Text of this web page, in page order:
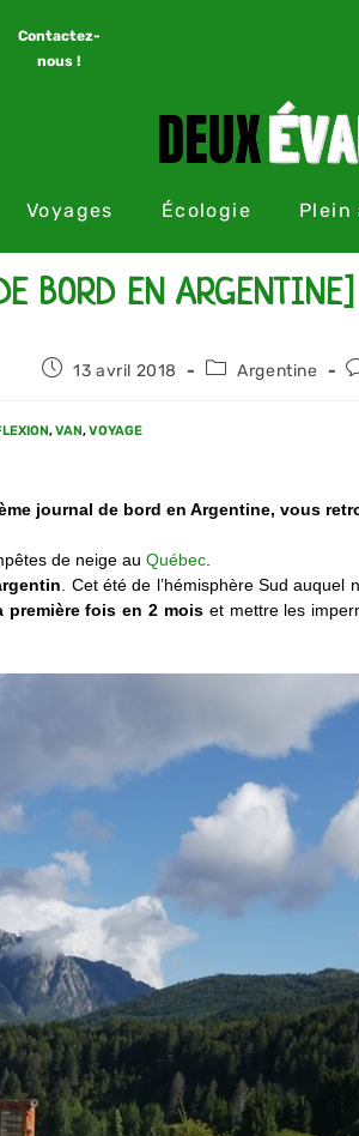
Contactez-
nous !
Voyages Écologie Plein
BORD EN
13 avril 2018 Argentine
,VAN,VOYAGE
journal de bord en Argentine, vous
de neige au Québec
. Cet été de l’hémisphère Sud
fois en 2 moiset mettre les